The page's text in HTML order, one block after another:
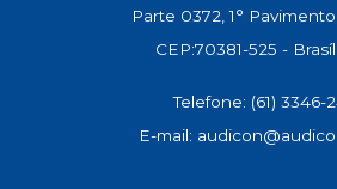
Parte 0372, 1°
CEP:70381-525 -
Telefone: (61) 3346-
E-mail: